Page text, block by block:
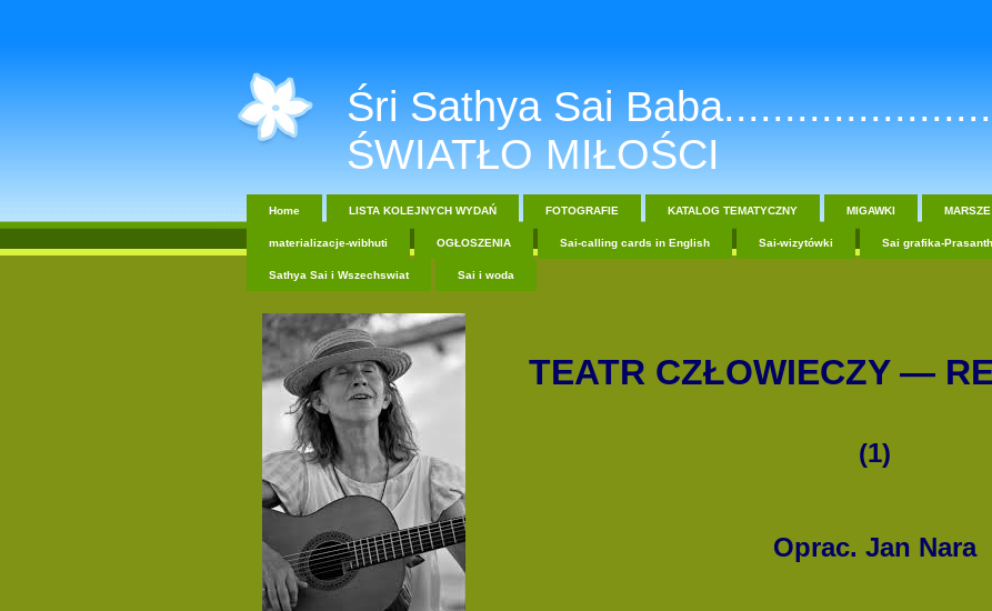
Śri Sathya Sai
ŚWIATŁO MIŁOŚCI
Home LISTA KOLEJNYCH WYDAŃ FOTOGRAFIE KATALOG TEMATYCZNY MIGAWKI
materializacje-wibhuti OGŁOSZENIA Sai-calling cards in English Sai-wizytówki Sai grafika-
Sathya Sai i Wszechswiat Sai i woda
TEATR CZŁOWIECZY —
(1)
Oprac. Jan Nara